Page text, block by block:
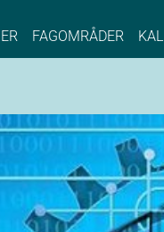
of Expertise,
FAGOMRÅDER